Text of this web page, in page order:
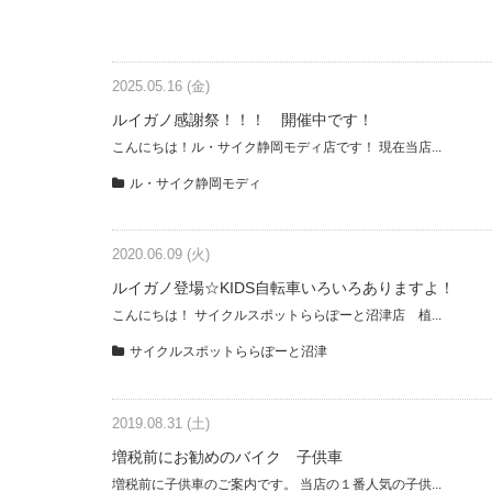
2025.05.16 (金)
ルイガノ感謝祭！！！ 開催中です！
こんにちは！ル・サイク静岡モディ店です！ 現在当店...
ル・サイク静岡モディ
2020.06.09 (火)
ルイガノ登場☆KIDS自転車いろいろありますよ！
こんにちは！ サイクルスポットららぽーと沼津店 植...
サイクルスポットららぽーと沼津
2019.08.31 (土)
増税前にお勧めのバイク 子供車
増税前に子供車のご案内です。 当店の１番人気の子供...